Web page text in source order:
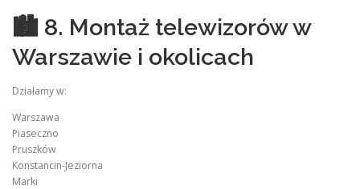
🏙 8. Montaż telewizorów w
Warszawie i okolicach
Działamy w:
Warszawa
Piaseczno
Pruszków
Konstancin-Jeziorna
Marki